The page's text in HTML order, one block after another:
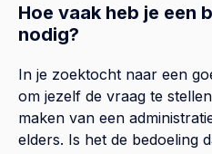
Hoe vaak heb je een
nodig?
In je zoektocht naar een
om jezelf de vraag te
maken van een
elders. Is het de bedoeling